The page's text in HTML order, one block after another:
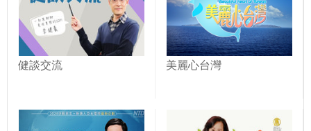
健談交流 美麗心台灣